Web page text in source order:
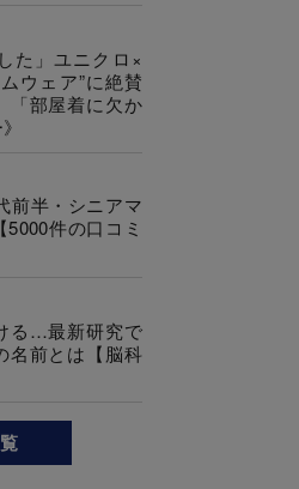
た」ユニクロ×
ウェア”に絶賛
「部屋着に欠か
前半・シニアマ
件の口コミ
る…最新研究で
名前とは【脳科